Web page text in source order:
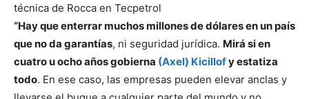
técnica de Rocca en Tecpetrol
“Hay que enterrar muchos millones de dólares en un país
que no da garantías, ni seguridad jurídica. Mirá si en
cuatro u ocho años gobierna (Axel) Kicillofy estatiza
todo. En ese caso, las empresas pueden elevar anclas y